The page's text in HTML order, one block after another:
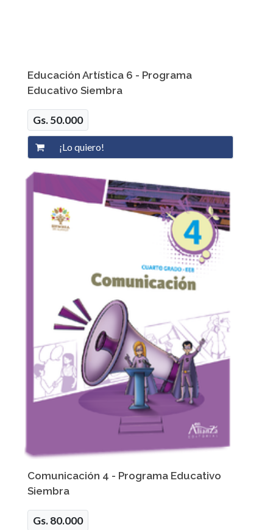
Educación Artística 6 - Programa
Educativo Siembra
Gs. 50.000
Comunicación 4 - Programa Educativo
Siembra
Gs. 80.000